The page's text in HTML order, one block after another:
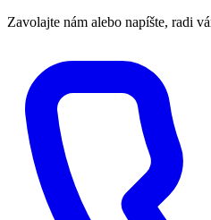
Zavolajte nám alebo napíšte, radi